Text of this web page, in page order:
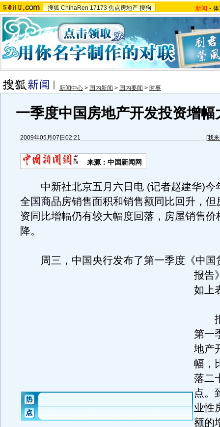
搜狐 ChinaRen 17173 焦点房地产 搜狗 新闻 -
新闻中心 > 国内新闻 > 国内要闻 > 时事
一季度中国房地产开发投资增幅
2009年05月07日02:21 [我
来源： 中国新闻网
中新社北京五月六日电 (记者赵建华)今
全国商品房销售面积和销售额同比回升，但
资同比增幅仍有较大幅度回落，房屋销售价
降。
周三，中国央行发布了第一季度《中国
报告
如上
报
第一
地产
幅，
落二
点。
业性
额的